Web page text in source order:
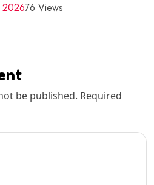
202676 Views
be published. Required